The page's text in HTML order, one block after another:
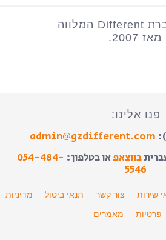
השירות ניתן ע”י חברת Different המלווה
פנו אלינו:
admin@gzdifferent.com
בווצאפאו בטלפון: 054-484-
5546
שירות צור קשר תנאי ביטול
מדיניות
פרטיות
מאמרים